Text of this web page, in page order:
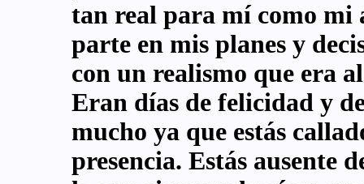
tan real para mí como mi
parte en mis planes y
con un realismo que era
Eran días de felicidad y
mucho ya que estás
presencia. Estás ausente